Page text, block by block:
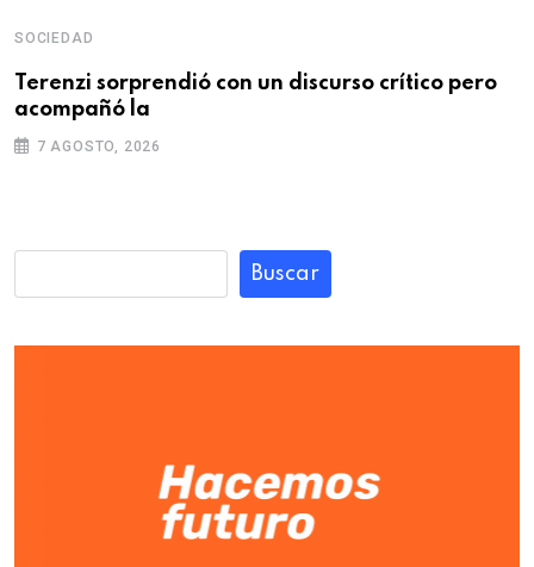
SOCIEDAD
Terenzi sorprendió con un discurso crítico pero
acompañó la
7 AGOSTO, 2026
Buscar